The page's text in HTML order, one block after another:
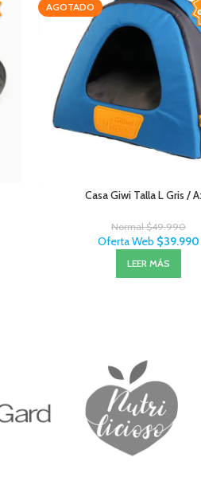
AGOTADO
Casa Giwi Talla L Gris /
Normal$49.990
Oferta Web $39.990
LEER MÁS